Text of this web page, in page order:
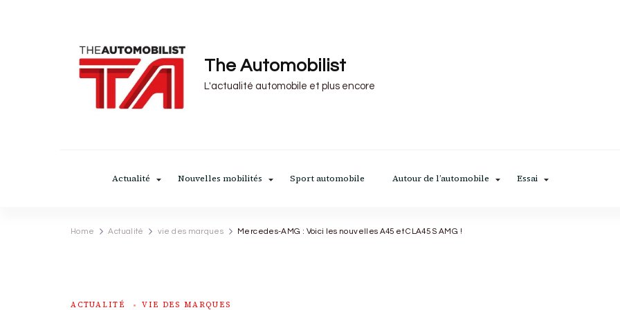
The Automobilist
L'actualité automobile et plus encore
Actualité Nouvelles mobilités Sport automobile Autour de l’automobile Essai
Home Actualité vie des marques Mercedes-AMG : Voici les nouvelles A45 et CLA45 S AMG !
ACTUALITÉ VIE DES MARQUES